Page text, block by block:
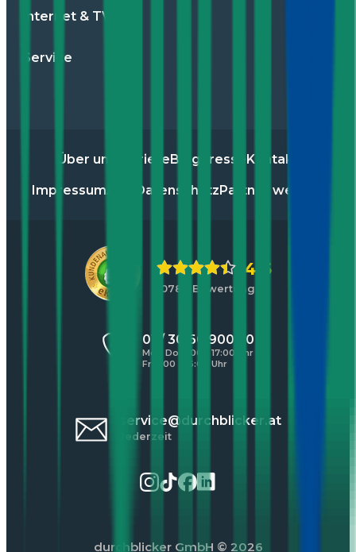
Internet & TV
Service
Über uns KarriereBlog Presse Kontakt
Impressum DatenschutzPartner werden
4,5
10784 Bewertungen
01 / 30 60 900 20
Mo - Do 8:00 - 17:00 Uhr
Fr 8:00 - 16:00 Uhr
service@durchblicker.at
Jederzeit
durchblicker GmbH © 2026